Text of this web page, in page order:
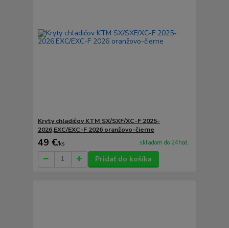
Kryty chladičov KTM SX/SXF/XC-F 2025-
2026,EXC/EXC-F 2026 oranžovo-čierne
49 €/ks skladom do 24hod.
Pridať do košíka